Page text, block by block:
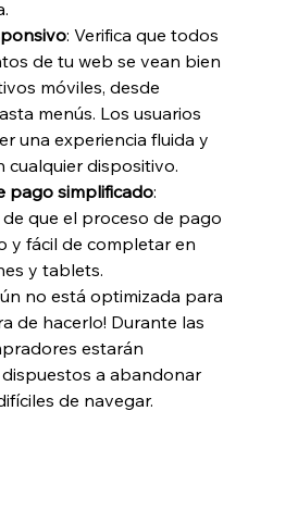
: Verifica que todos
de tu web se vean bien
móviles, desde
menús. Los usuarios
una experiencia fluida y
cualquier dispositivo.
pago simplificado:
que el proceso de pago
y fácil de completar en
y tablets.
no está optimizada para
de hacerlo! Durante las
estarán
a abandonar
de navegar.